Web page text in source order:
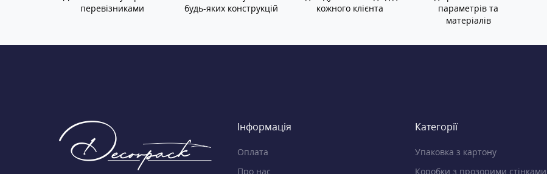
перевізниками
будь-яких конструкцій
кожного клієнта
параметрів та
матеріалів
Інформація
Оплата
Про нас
Категорії
Упаковка з картону
Коробки з прозорими стінками